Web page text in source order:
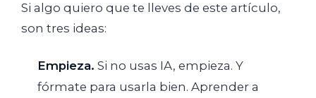
Si algo quiero que te lleves de este artículo,
son tres ideas:
Empieza. Si no usas IA, empieza. Y
fórmate para usarla bien. Aprender a